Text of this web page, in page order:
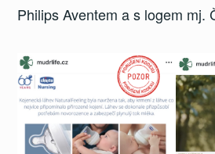
Philips Aventem a s logem mj.